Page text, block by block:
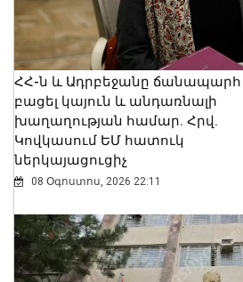
ՀՀ-ն և Ադրբեջանը ճանապարհ
բացել կայուն և անդառնալի
խաղաղության համար. Հրվ.
Կովկասում ԵՄ հատուկ
ներկայացուցիչ
08 Օգոստոս, 2026 22:11